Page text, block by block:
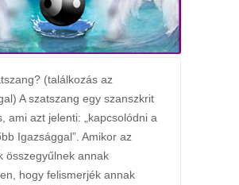
(találkozás az
A szatszang egy szanszkrit
ami azt jelenti: „kapcsolódni a
Igazsággal”. Amikor az
összegyűlnek annak
hogy felismerjék annak